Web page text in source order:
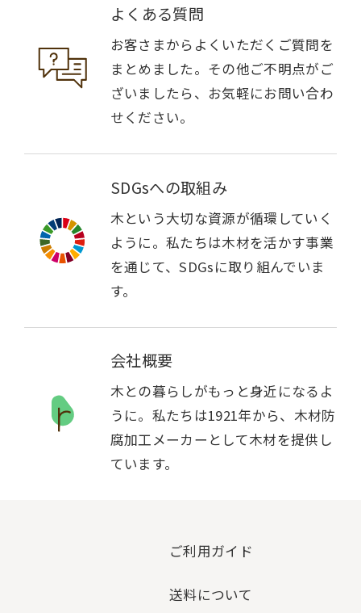
よくある質問
お客さまからよくいただくご質問を
まとめました。その他ご不明点がご
ざいましたら、お気軽にお問い合わ
せください。
SDGsへの取組み
木という大切な資源が循環していく
ように。私たちは木材を活かす事業
を通じて、SDGsに取り組んでいま
す。
会社概要
木との暮らしがもっと身近になるよ
うに。私たちは1921年から、木材防
腐加工メーカーとして木材を提供し
ています。
ご利用ガイド
送料について